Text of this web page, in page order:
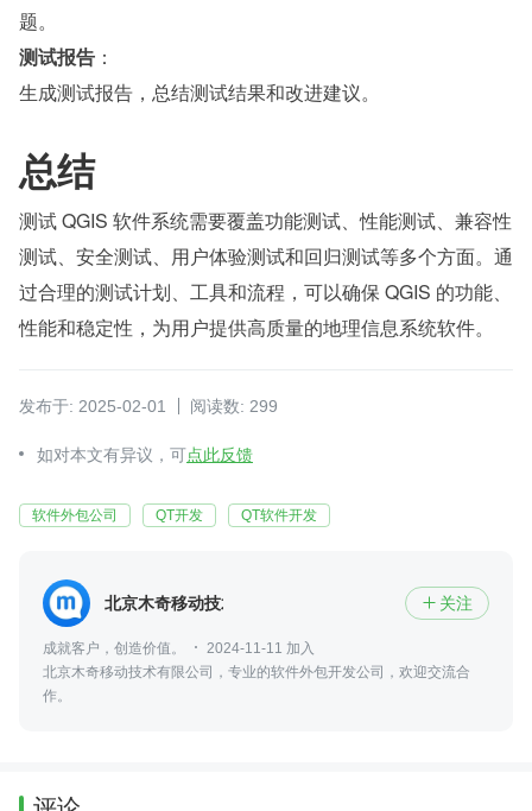
题。
测试报告 ：
生成测试报告，总结测试结果和改进建议。
总结
测试 QGIS 软件系统需要覆盖功能测试、性能测试、兼容性
测试、安全测试、用户体验测试和回归测试等多个方面。通
过合理的测试计划、工具和流程，可以确保 QGIS 的功能、
性能和稳定性，为用户提供高质量的地理信息系统软件。
发布于: 2025-02-01 阅读数: 299
如对本文有异议，可点此反馈
软件外包公司 QT开发 QT软件开发
北京木奇移动技术有限公司  关注
成就客户，创造价值。
2024-11-11 加入
北京木奇移动技术有限公司，专业的软件外包开发公司，欢迎交流合
作。